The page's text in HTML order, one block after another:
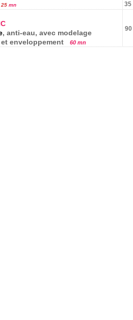
25mn
35
, anti-eau, avec modelage
60 mn
90